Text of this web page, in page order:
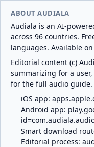
ABOUT AUDIALA
Audiala is an AI-
across 96 countries.
languages. Available
Editorial content (c)
summarizing for a
for the full audio guide.
iOS app:
Android app:
Smart download
Editorial process: